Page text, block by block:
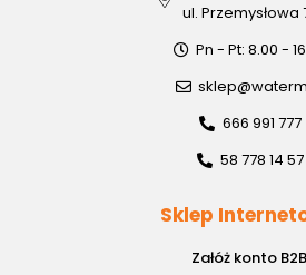
ul. Przemysłowa
Pn - Pt: 8.00 -
666 991 777
58 778 14 57
Sklep
Załóż konto B2B